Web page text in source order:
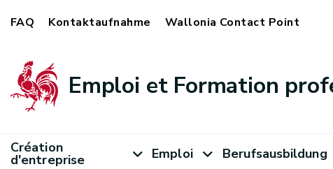
FAQ Kontaktaufnahme Wallonia Contact Point
Emploi et Formation
Création
d'entreprise Emploi Berufsausbildung